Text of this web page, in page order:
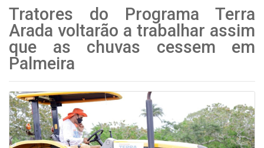
Tratores do Programa Terra
Arada voltarão a trabalhar assim
que as chuvas cessem em
Palmeira